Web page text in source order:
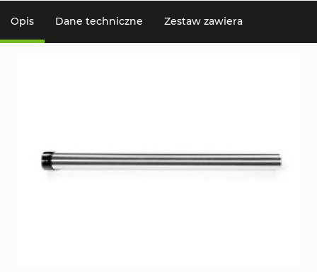
Opis Dane techniczne Zestaw zawiera